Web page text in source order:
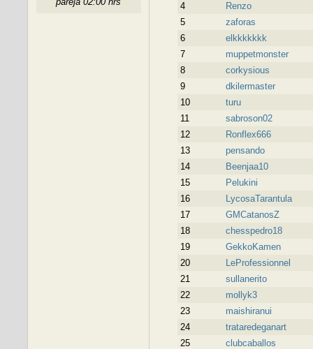
4
Renzo
5
zaforas
6
elkkkkkkk
7
muppetmonster
8
corkysious
9
dkilermaster
10
turu
11
sabroson02
12
Ronflex666
13
pensando
14
Beenjaa10
15
Pelukini
16
LycosaTarantula
17
GMCatanosZ
18
chesspedro18
19
GekkoKamen
20
LeProfessionnel
21
sullanerito
22
mollyk3
23
maishiranui
24
trataredeganart
25
clubcaballos